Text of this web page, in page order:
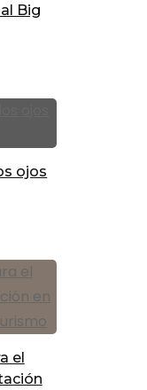
Big
ojos
el